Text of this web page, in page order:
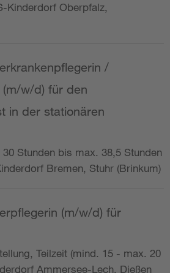
Kinderdorf Oberpfalz,
/
(m/w/d) für den
in der stationären
Stunden bis max. 38,5 Stunden
Bremen, Stuhr (Brinkum)
(m/w/d) für
Teilzeit (mind. 15 - max. 20
Ammersee-Lech, Dießen